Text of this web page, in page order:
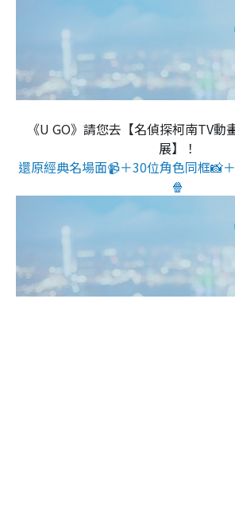
《U GO》請您去【名偵探柯南TV動
展】！
還原經典名場面📹＋30位角色同框📸
🍿